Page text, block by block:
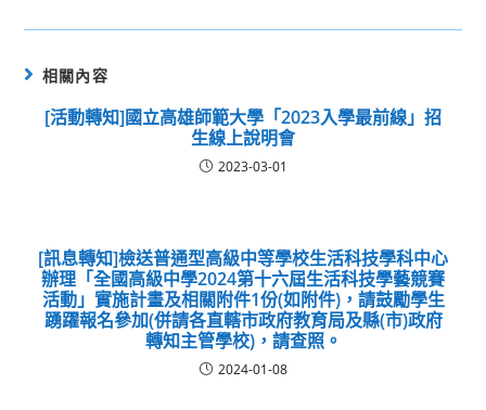
相關內容
[活動轉知]國立高雄師範大學「2023入學最前線」招
生線上說明會
2023-03-01
[訊息轉知]檢送普通型高級中等學校生活科技學科中心
辦理「全國高級中學2024第十六屆生活科技學藝競賽
活動」實施計畫及相關附件1份(如附件)，請鼓勵學生
踴躍報名參加(併請各直轄市政府教育局及縣(市)政府
轉知主管學校)，請查照。
2024-01-08